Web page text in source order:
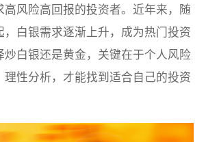
高风险高回报的投资者。近年来，随
白银需求逐渐上升，成为热门投资
炒白银还是黄金，关键在于个人风险
性分析，才能找到适合自己的投资